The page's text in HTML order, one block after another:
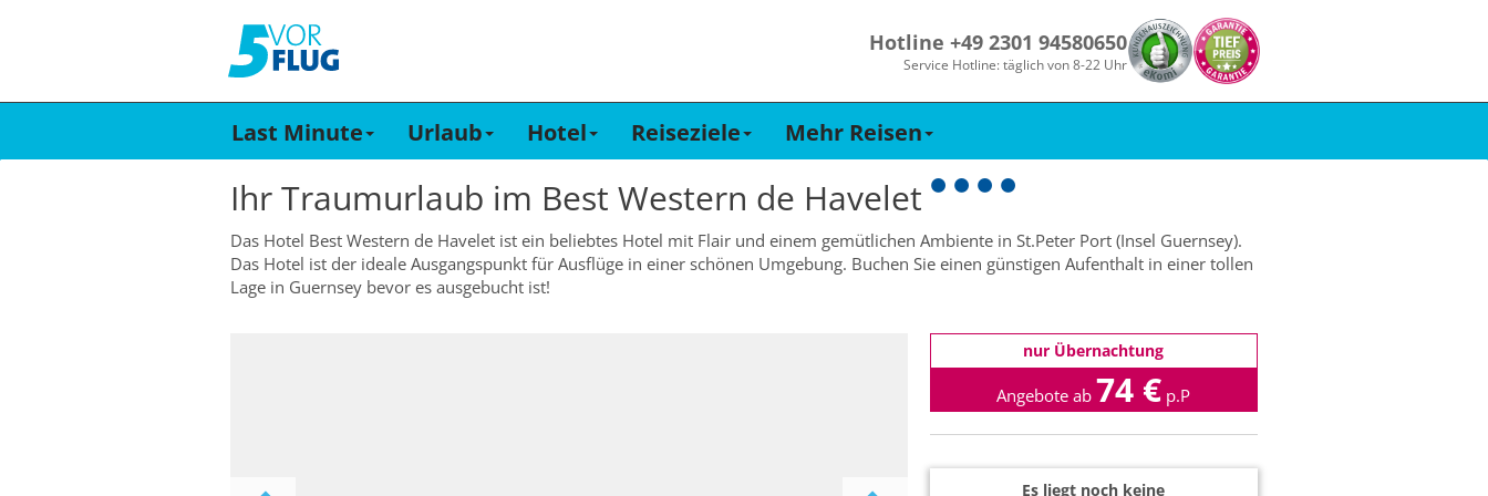
Hotline +49 2301 94580650
Service Hotline: täglich von 8-22 Uhr
Last Minute Urlaub Hotel Reiseziele Mehr Reisen
Ihr Traumurlaub im Best Western de Havelet
Das Hotel Best Western de Havelet ist ein beliebtes Hotel mit Flair und einem gemütlichen Ambiente in St.Peter Port (Insel Guernsey).
Das Hotel ist der ideale Ausgangspunkt für Ausflüge in einer schönen Umgebung. Buchen Sie einen günstigen Aufenthalt in einer tollen
Lage in Guernsey bevor es ausgebucht ist!
nur Übernachtung
Angebote ab 74 € p.P
Es liegt noch keine